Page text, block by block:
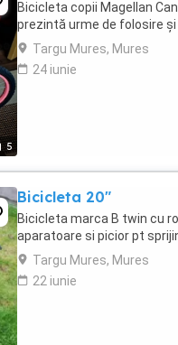
5
Bicicleta copii Magellan
prezintă urme de folosire și
Targu Mures, Mures
24 iunie
Bicicleta 20"
Bicicleta marca B twin cu
aparatoare si picior pt
Targu Mures, Mures
22 iunie